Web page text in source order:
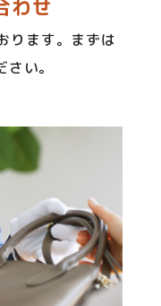
わせ
ります。まずは
い。